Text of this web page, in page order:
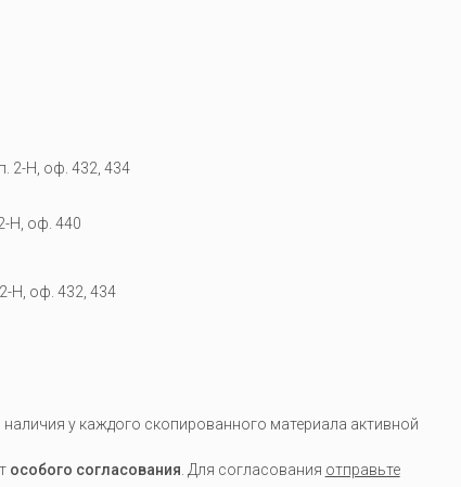
2-Н, оф. 432, 434
Н, оф. 440
Н, оф. 432, 434
у каждого скопированного материала активной
особого согласования. Для согласования отправьте